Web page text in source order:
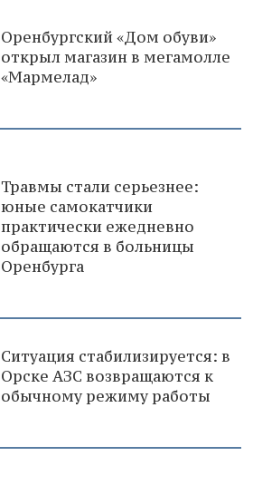
Оренбургский «Дом обуви»
открыл магазин в мегамолле
«Мармелад»
Травмы стали серьезнее:
юные самокатчики
практически ежедневно
обращаются в больницы
Оренбурга
Ситуация стабилизируется: в
Орске АЗС возвращаются к
обычному режиму работы